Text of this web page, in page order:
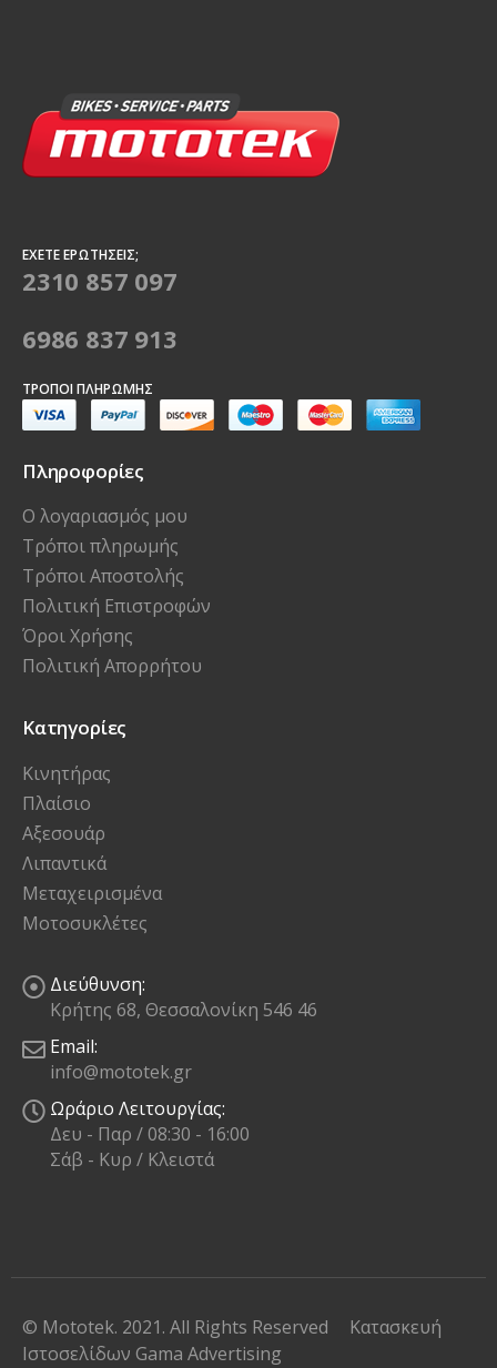
ΈΧΕΤΕ ΕΡΩΤΉΣΕΙΣ;
2310 857 097
6986 837 913
ΤΡΌΠΟΙ ΠΛΗΡΩΜΉΣ
Πληροφορίες
Ο λογαριασμός μου
Τρόποι πληρωμής
Τρόποι Αποστολής
Πολιτική Επιστροφών
Όροι Χρήσης
Πολιτική Απορρήτου
Κατηγορίες
Κινητήρας
Πλαίσιο
Αξεσουάρ
Λιπαντικά
Μεταχειρισμένα
Μοτοσυκλέτες
Διεύθυνση:
Κρήτης 68, Θεσσαλονίκη 546 46
Email:
info@mototek.gr
Ωράριο Λειτουργίας:
Δευ - Παρ / 08:30 - 16:00
Σάβ - Κυρ / Κλειστά
© Mototek. 2021. All Rights Reserved
Κατασκευή
Ιστοσελίδων Gama Advertising